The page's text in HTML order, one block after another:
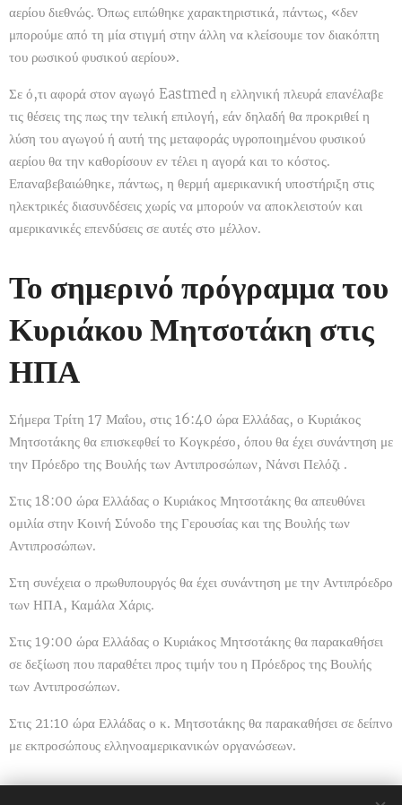
αερίου διεθνώς. Όπως ειπώθηκε χαρακτηριστικά, πάντως, «δεν
μπορούμε από τη μία στιγμή στην άλλη να κλείσουμε τον διακόπτη
του ρωσικού φυσικού αερίου».
Σε ό,τι αφορά στον αγωγό Eastmed η ελληνική πλευρά επανέλαβε
τις θέσεις της πως την τελική επιλογή, εάν δηλαδή θα προκριθεί η
λύση του αγωγού ή αυτή της μεταφοράς υγροποιημένου φυσικού
αερίου θα την καθορίσουν εν τέλει η αγορά και το κόστος.
Επαναβεβαιώθηκε, πάντως, η θερμή αμερικανική υποστήριξη στις
ηλεκτρικές διασυνδέσεις χωρίς να μπορούν να αποκλειστούν και
αμερικανικές επενδύσεις σε αυτές στο μέλλον.
Το σημερινό πρόγραμμα του
Κυριάκου Μητσοτάκη στις
ΗΠΑ
Σήμερα Τρίτη 17 Μαΐου, στις 16:40 ώρα Ελλάδας, ο Κυριάκος
Μητσοτάκης θα επισκεφθεί το Κογκρέσο, όπου θα έχει συνάντηση με
την Πρόεδρο της Βουλής των Αντιπροσώπων, Νάνσι Πελόζι .
Στις 18:00 ώρα Ελλάδας ο Κυριάκος Μητσοτάκης θα απευθύνει
ομιλία στην Κοινή Σύνοδο της Γερουσίας και της Βουλής των
Αντιπροσώπων.
Στη συνέχεια ο πρωθυπουργός θα έχει συνάντηση με την Αντιπρόεδρο
των ΗΠΑ, Καμάλα Χάρις.
Στις 19:00 ώρα Ελλάδας ο Κυριάκος Μητσοτάκης θα παρακαθήσει
σε δεξίωση που παραθέτει προς τιμήν του η Πρόεδρος της Βουλής
των Αντιπροσώπων.
Στις 21:10 ώρα Ελλάδας ο κ. Μητσοτάκης θα παρακαθήσει σε δείπνο
με εκπροσώπους ελληνοαμερικανικών οργανώσεων.